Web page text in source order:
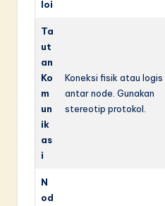
loi
Ta
ut
an
Ko
m
un
ik
as
i
Koneksi fisik atau logis
antar node. Gunakan
stereotip protokol.
N
od